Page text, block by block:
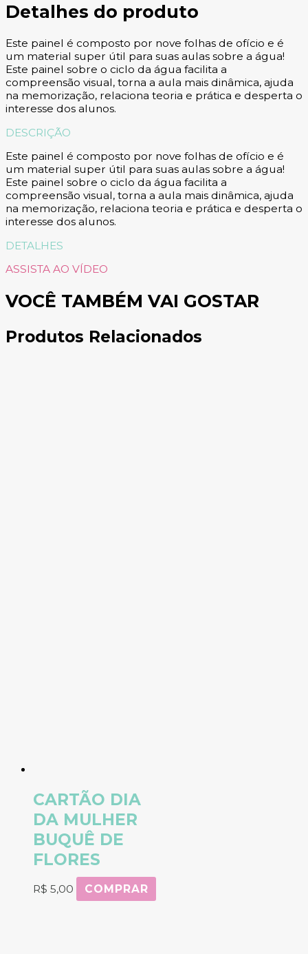
Detalhes do produto
Este painel é composto por nove folhas de ofício e é
um material super útil para suas aulas sobre a água!
Este painel sobre o ciclo da água facilita a
compreensão visual, torna a aula mais dinâmica, ajuda
na memorização, relaciona teoria e prática e desperta o
interesse dos alunos.
DESCRIÇÃO
Este painel é composto por nove folhas de ofício e é
um material super útil para suas aulas sobre a água!
Este painel sobre o ciclo da água facilita a
compreensão visual, torna a aula mais dinâmica, ajuda
na memorização, relaciona teoria e prática e desperta o
interesse dos alunos.
DETALHES
ASSISTA AO VÍDEO
VOCÊ TAMBÉM VAI GOSTAR
Produtos Relacionados
CARTÃO DIA
DA MULHER
BUQUÊ DE
FLORES
R$ 5,00 COMPRAR